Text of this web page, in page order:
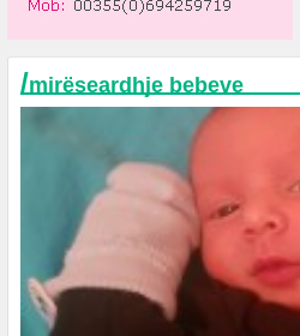
/mirëseardhje bebeve